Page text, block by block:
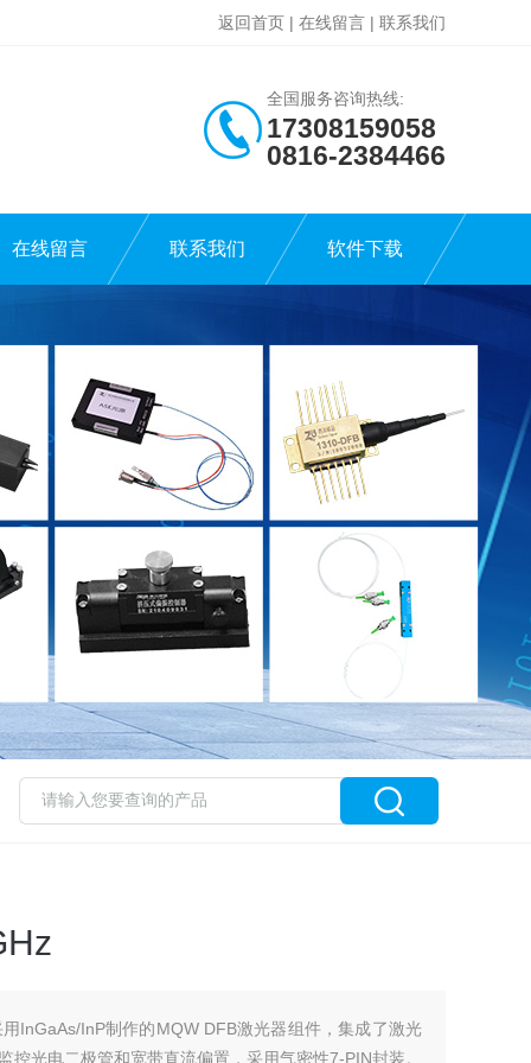
返回首页 | 在线留言 | 联系我们
全国服务咨询热线:
17308159058
0816-2384466
在线留言 联系我们 软件下载
InGaAs/InP制作的MQW DFB激光器组件，集成了激光
控光电二极管和宽带直流偏置，采用气密性7-PIN封装。